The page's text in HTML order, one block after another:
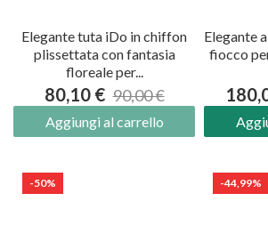
Elegante tuta iDo in chiffon
plissettata con fantasia
floreale per...
80,10 € 90,00 €
Aggiungi al carrello
Elegante
fiocco
-50% -44,99%